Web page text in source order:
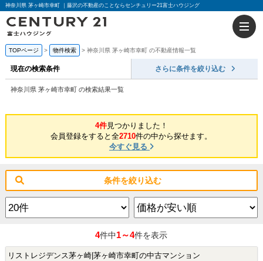
神奈川県 茅ヶ崎市幸町 ｜藤沢の不動産のことならセンチュリー21富士ハウジング
TOPページ 物件検索 神奈川県 茅ヶ崎市幸町 の不動産情報一覧
現在の検索条件 さらに条件を絞り込む
神奈川県 茅ヶ崎市幸町 の検索結果一覧
4件見つかりました！
会員登録をすると全2710件の中から探せます。
今すぐ見る
条件を絞り込む
4件中1～4件を表示
リストレジデンス茅ヶ崎|茅ヶ崎市幸町の中古マンション